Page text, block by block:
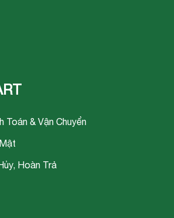
Toán & Vận Chuyển
Hoàn Trả